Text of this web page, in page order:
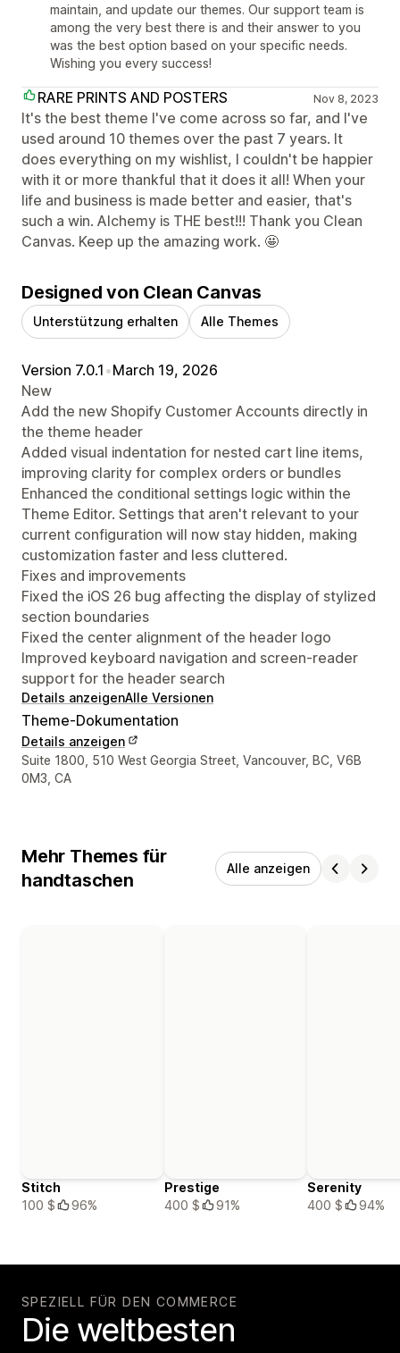
maintain, and update our themes. Our support team is
among the very best there is and their answer to you
was the best option based on your specific needs.
Wishing you every success!
RARE PRINTS AND POSTERS Nov 8, 2023
It's the best theme I've come across so far, and I've
used around 10 themes over the past 7 years. It
does everything on my wishlist, I couldn't be happier
with it or more thankful that it does it all! When your
life and business is made better and easier, that's
such a win. Alchemy is THE best!!! Thank you Clean
Canvas. Keep up the amazing work. 🤩
Designed von Clean Canvas
Unterstützung erhalten Alle Themes
Version 7.0.1 •March 19, 2026
New
Add the new Shopify Customer Accounts directly in
the theme header
Added visual indentation for nested cart line items,
improving clarity for complex orders or bundles
Enhanced the conditional settings logic within the
Theme Editor. Settings that aren't relevant to your
current configuration will now stay hidden, making
customization faster and less cluttered.
Fixes and improvements
Fixed the iOS 26 bug affecting the display of stylized
section boundaries
Fixed the center alignment of the header logo
Improved keyboard navigation and screen-reader
support for the header search
Details anzeigenAlle Versionen
Theme-Dokumentation
Details anzeigen
Designer-Kontaktdaten
Suite 1800, 510 West Georgia Street, Vancouver, BC, V6B
0M3, CA
Mehr Themes für
handtaschen
Alle anzeigen
Stitch
100 $
96%
Prestige
400 $
91%
Serenity
400 $
94%
SPEZIELL FÜR DEN COMMERCE
Die weltbesten